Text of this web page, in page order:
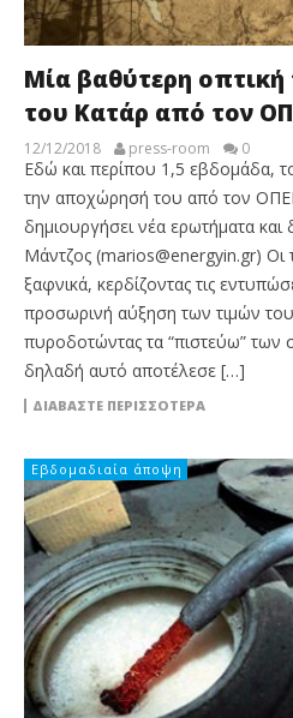
Μία βαθύτερη
του Κατάρ από τον
12/12/2018 press-room 0
Εδώ και περίπου 1,5 εβδομάδα,
την αποχώρησή του από τον
δημιουργήσει νέα ερωτήματα
Μάντζος (marios@energyin.gr) Οι
ξαφνικά, κερδίζοντας τις
προσωρινή αύξηση των τιμών
πυροδοτώντας τα “πιστεύω”
δηλαδή αυτό αποτέλεσε […]
ΔΙΑΒΆΣΤΕ ΠΕΡΙΣΣΌΤΕΡΑ
Εβδομαδιαία άποψη